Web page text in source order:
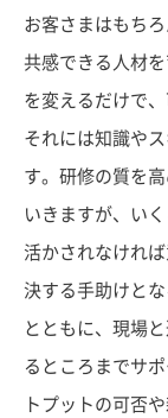
お客さまはもち
共感できる人材
を変えるだけで
それには知識や
す。研修の質を
いきますが、い
活かされなけれ
決する手助けと
とともに、現場
るところまでサ
トプットの可否